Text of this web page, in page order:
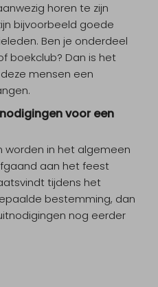
horen te zijn
bijvoorbeeld goede
Ben je onderdeel
boekclub? Dan is het
mensen een
voor een
worden in het algemeen
aan het feest
tijdens het
bestemming, dan
nog eerder